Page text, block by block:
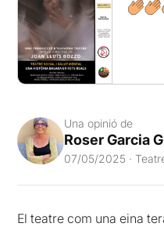
Una opinió de
Roser Garcia
07/05/2025 ·
El teatre com una eina